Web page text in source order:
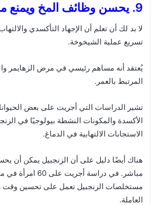
9. يحسن وظائف المخ ويمنع مرض الزهايمر
لا بد لك أن تعلم أن الإجهاد التأكسدي
تسريع عملية الشيخوخة.
يُعتقد أنه مساهم رئيسي في مرض الزهايمر
المرتبط بالعمر.
تشير الدراسات التي أجريت على بعض
الأكسدة والمكونات النشطة بيولوجيًا في
الاستجابات الالتهابية في الدماغ.
هناك أيضًا دليل على أن الزنجبيل يمكن أن
مباشر. في دراسة
مستخلصات الزنجبيل تعمل على تحسين وقت
العاملة.